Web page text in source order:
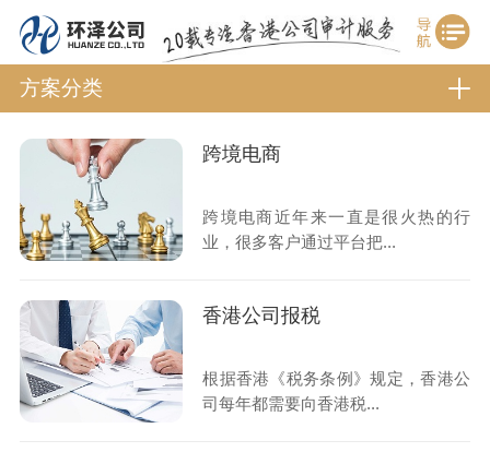
方案分类
跨境电商
跨境电商近年来一直是很火热的行
业，很多客户通过平台把...
香港公司报税
根据香港《税务条例》规定，香港公
司每年都需要向香港税...